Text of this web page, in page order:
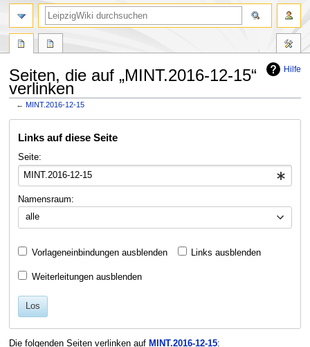
Hilfe
Seiten, die auf „MINT.2016-12-15“
verlinken
←MINT.2016-12-15
Navigation
Suche
Links auf diese Seite
Seite:
Namensraum:
alle
Vorlageneinbindungen ausblenden Links ausblenden
Weiterleitungen ausblenden
Los
Die folgenden Seiten verlinken auf MINT.2016-12-15: